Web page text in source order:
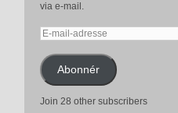
via e-mail.
E-
adresseAbonnér
Join 28 other subscribers